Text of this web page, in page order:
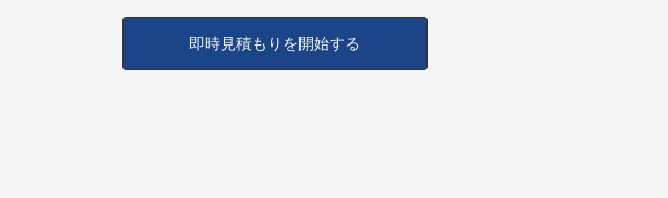
即時見積もりを開始する